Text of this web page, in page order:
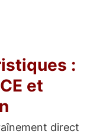
:
et
direct